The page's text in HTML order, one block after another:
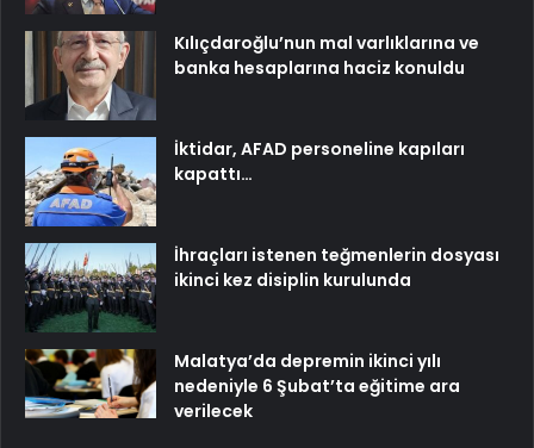
Kılıçdaroğlu’nun mal varlıklarına ve
banka hesaplarına haciz konuldu
İktidar, AFAD personeline kapıları
kapattı…
İhraçları istenen teğmenlerin dosyası
ikinci kez disiplin kurulunda
Malatya’da depremin ikinci yılı
nedeniyle 6 Şubat’ta eğitime ara
verilecek